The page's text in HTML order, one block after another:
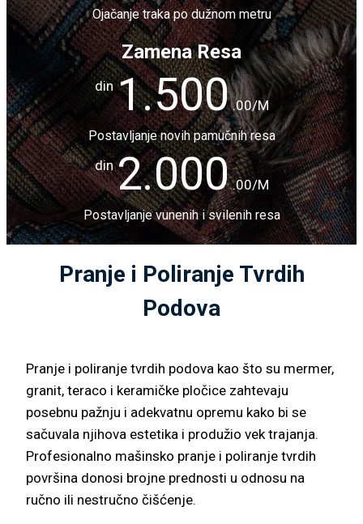
Ojačanje traka po dužnom metru
Zamena Resa
din 1.500 .00/M
Postavljanje novih pamučnih resa
din 2.000 .00/M
Postavljanje vunenih i svilenih resa
Pranje i Poliranje Tvrdih
Podova
Pranje i poliranje tvrdih podova kao što su mermer,
granit, teraco i keramičke pločice zahtevaju
posebnu pažnju i adekvatnu opremu kako bi se
sačuvala njihova estetika i produžio vek trajanja.
Profesionalno mašinsko pranje i poliranje tvrdih
površina donosi brojne prednosti u odnosu na
ručno ili nestručno čišćenje.